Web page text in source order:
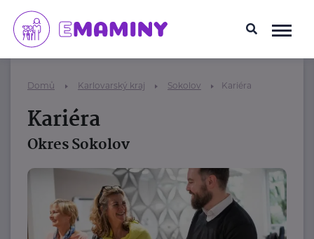
Domů Karlovarský kraj Sokolov Kariéra
Kariéra
Okres Sokolov